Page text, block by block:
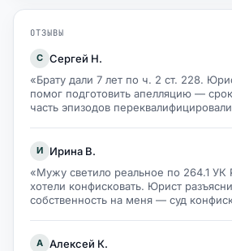
ОТЗЫВЫ
С Сергей Н.
«Брату дали 7 лет по ч. 2 ст. 228.
помог подготовить апелляцию —
часть эпизодов
И
Ирина В.
«Мужу светило реальное по 264.1 УК
хотели конфисковать. Юрист
собственность на меня — суд
А Алексей К.